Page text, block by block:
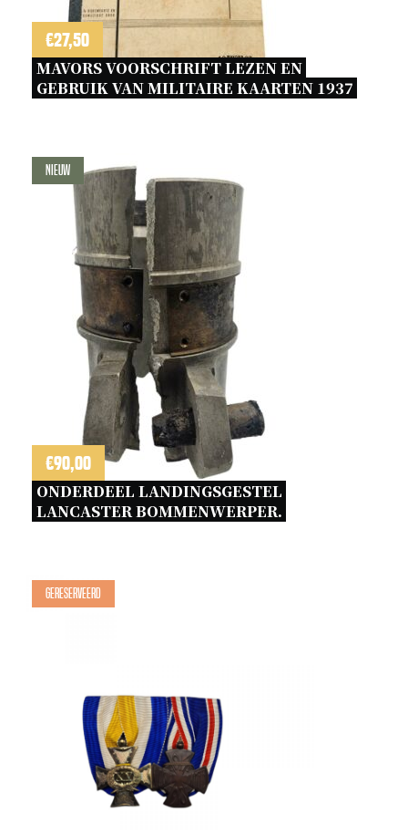
€27,50
MAVORS VOORSCHRIFT LEZEN EN
GEBRUIK VAN MILITAIRE KAARTEN 1937
Nieuw
€90,00
ONDERDEEL LANDINGSGESTEL
LANCASTER BOMMENWERPER.
Gereserveerd